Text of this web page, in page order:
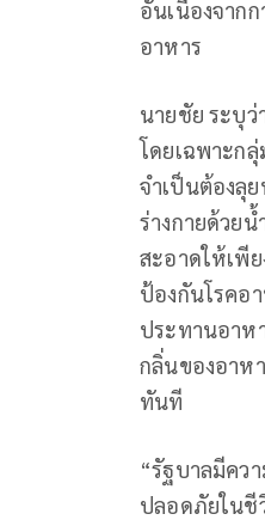
อันเนื่องจาก
อาหาร
นายชัย ระบุ
โดยเฉพาะก
จำเป็นต้องลุ
ร่างกายด้วย
สะอาดให้เพี
ป้องกันโรคอ
ประทานอาห
กลิ่นของอาห
ทันที
“รัฐบาลมีคว
ปลอดภัยในชี